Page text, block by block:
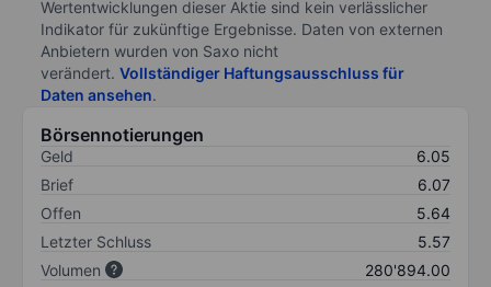
Wertentwicklungen dieser Aktie sind kein verlässlicher
Indikator für zukünftige Ergebnisse. Daten von externen
Anbietern wurden von Saxo nicht
verändert. Vollständiger Haftungsausschluss für
Daten ansehen.
Börsennotierungen
Geld
6.05
Brief
6.07
Offen
5.64
Letzter Schluss
5.57
Volumen
280'894.00